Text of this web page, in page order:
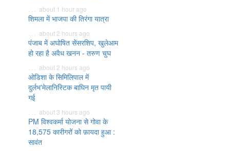
. . . about 1 hour ago
शिमला में भाजपा की तिरंगा यात्रा
. . . about 2 hours ago
पंजाब में अघोषित सेंसरशिप, खुलेआम
हो रहा है अवैध खनन - तरुण चुघ
. . . about 2 hours ago
ओडिशा के सिमिलिपाल में
दुर्लभ'मेलानिस्टिक बाघिन मृत पायी
गई
. . . about 3 hours ago
PM विश्वकर्मा योजना से गोवा के
18,575 कारीगरों को फ़ायदा हुआ :
सावंत